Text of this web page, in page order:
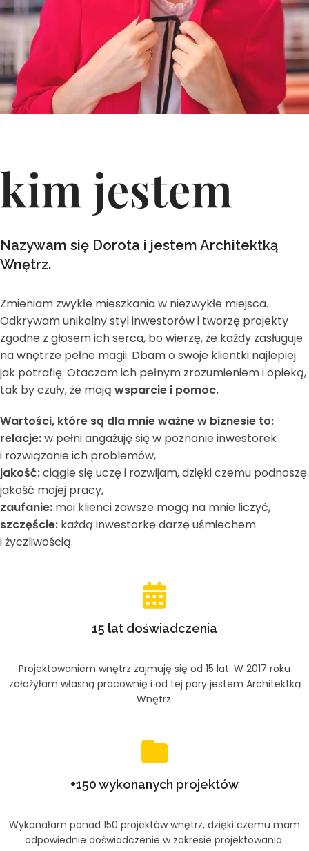
kim jestem
Nazywam się Dorota i jestem Architektką
Wnętrz.
Zmieniam zwykłe mieszkania w niezwykłe miejsca.
Odkrywam unikalny styl inwestorów i tworzę projekty
zgodne z głosem ich serca, bo wierzę, że każdy zasługuje
na wnętrze pełne magii. Dbam o swoje klientki najlepiej
jak potrafię. Otaczam ich pełnym zrozumieniem i opieką,
tak by czuły, że mają wsparcie i pomoc.
Wartości, które są dla mnie ważne w biznesie to:
relacje:w pełni angażuję się w poznanie inwestorek
i rozwiązanie ich problemów,
jakość:ciągle się uczę i rozwijam, dzięki czemu podnoszę
jakość mojej pracy,
zaufanie: moi klienci zawsze mogą na mnie liczyć,
szczęście: każdą inwestorkę darzę uśmiechem
i życzliwością.
15 lat doświadczenia
Projektowaniem wnętrz zajmuję się od 15 lat. W 2017 roku
założyłam własną pracownię i od tej pory jestem Architektką
Wnętrz.
+150 wykonanych projektów
Wykonałam ponad 150 projektów wnętrz, dzięki czemu mam
odpowiednie doświadczenie w zakresie projektowania.